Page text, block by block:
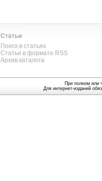
Статьи
Поиск в статьях
Статьи в формате RSS
Архив каталога
При полном или
Для интернет-изданий